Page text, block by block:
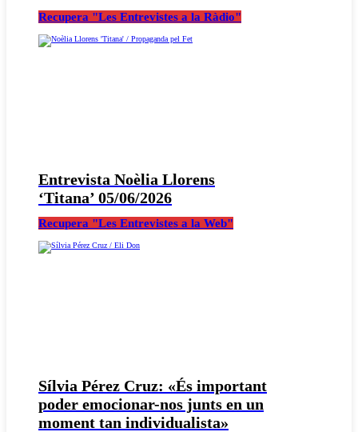
Recupera "Les Entrevistes a la Ràdio"
Entrevista Noèlia Llorens
‘Titana’ 05/06/2026
Recupera "Les Entrevistes a la Web"
Sílvia Pérez Cruz: «És important
poder emocionar-nos junts en un
moment tan individualista»